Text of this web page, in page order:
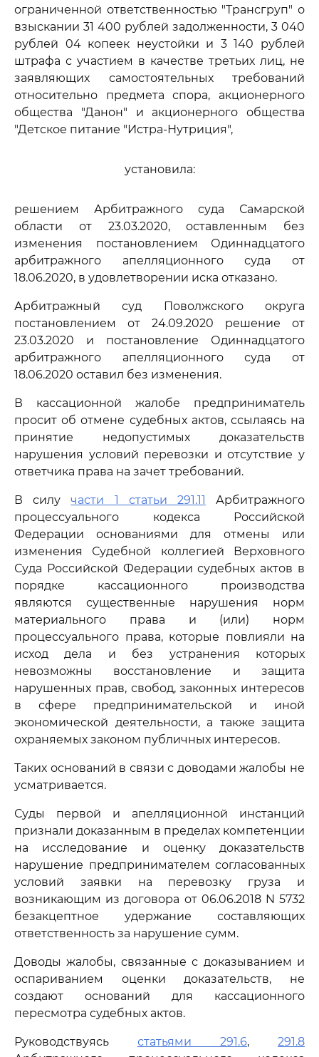
ограниченной ответственностью "Трансгруп" о
взыскании 31 400 рублей задолженности, 3 040
рублей 04 копеек неустойки и 3 140 рублей
штрафа с участием в качестве третьих лиц, не
заявляющих самостоятельных требований
относительно предмета спора, акционерного
общества "Данон" и акционерного общества
"Детское питание "Истра-Нутриция",
установила:
решением Арбитражного суда Самарской
области от 23.03.2020, оставленным без
изменения постановлением Одиннадцатого
арбитражного апелляционного суда от
18.06.2020, в удовлетворении иска отказано.
Арбитражный суд Поволжского округа
постановлением от 24.09.2020 решение от
23.03.2020 и постановление Одиннадцатого
арбитражного апелляционного суда от
18.06.2020 оставил без изменения.
В кассационной жалобе предприниматель
просит об отмене судебных актов, ссылаясь на
принятие недопустимых доказательств
нарушения условий перевозки и отсутствие у
ответчика права на зачет требований.
В силучасти 1 статьи 291.11 Арбитражного
процессуального кодекса Российской
Федерации основаниями для отмены или
изменения Судебной коллегией Верховного
Суда Российской Федерации судебных актов в
порядке кассационного производства
являются существенные нарушения норм
материального права и (или) норм
процессуального права, которые повлияли на
исход дела и без устранения которых
невозможны восстановление и защита
нарушенных прав, свобод, законных интересов
в сфере предпринимательской и иной
экономической деятельности, а также защита
охраняемых законом публичных интересов.
Таких оснований в связи с доводами жалобы не
усматривается.
Суды первой и апелляционной инстанций
признали доказанным в пределах компетенции
на исследование и оценку доказательств
нарушение предпринимателем согласованных
условий заявки на перевозку груза и
возникающим из договора от 06.06.2018 N 5732
безакцептное удержание составляющих
ответственность за нарушение сумм.
Доводы жалобы, связанные с доказыванием и
оспариванием оценки доказательств, не
создают оснований для кассационного
пересмотра судебных актов.
Руководствуясь статьями 291.6, 291.8